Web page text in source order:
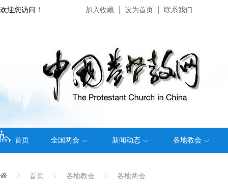
欢迎您访问！ 加入收藏 设为首页 联系我们
首页 全国两会 新闻动态 各地教会
首页 各地教会 各地两会